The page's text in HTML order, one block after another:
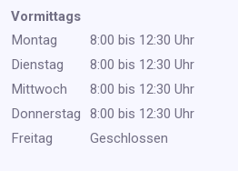
Vormittags
Montag
8:00 bis 12:30 Uhr
Dienstag
8:00 bis 12:30 Uhr
Mittwoch
8:00 bis 12:30 Uhr
Donnerstag
8:00 bis 12:30 Uhr
Freitag
Geschlossen